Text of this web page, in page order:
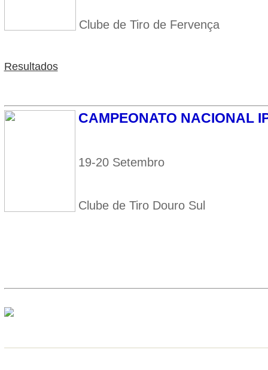
Clube de Tiro de Fervença
Resultados
CAMPEONATO NACIONAL
19-20 Setembro
Clube de Tiro Douro Sul